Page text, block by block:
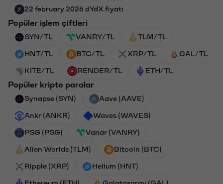
22 february 2026 dYdX fiyatı
Popüler işlem çiftleri
SYN/TL VANRY/TL TLM/TL
HNT/TL BTC/TL XRP/TL GAL/TL
KITE/TL RENDER/TL ETH/TL
Popüler kripto paralar
Synapse (SYN) Aave (AAVE)
Ankr (ANKR) Waves (WAVES)
PSG (PSG) Vanar (VANRY)
Alien Worlds (TLM) Bitcoin (BTC)
Ripple (XRP) Helium (HNT)